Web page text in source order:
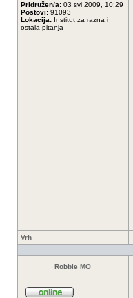
Pridružen/a: 03 svi 2009, 10:29
Postovi: 91093
Lokacija: Institut za razna i
ostala pitanja
Vrh
Robbie MO